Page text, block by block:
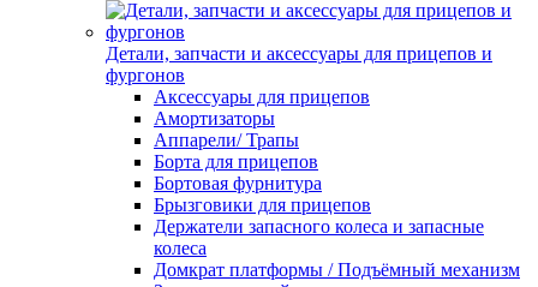
Детали, запчасти и аксессуары для прицепов и
фургонов
Аксессуары для прицепов
Амортизаторы
Аппарели/ Трапы
Борта для прицепов
Бортовая фурнитура
Брызговики для прицепов
Держатели запасного колеса и запасные
колеса
Домкрат платформы / Подъёмный механизм